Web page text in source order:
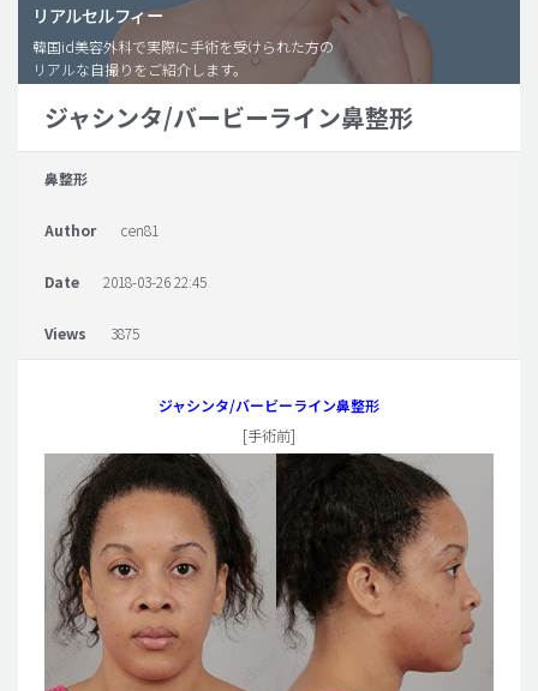
豊胸手術・バストアップ
プチ整形
脂肪吸引 (大容量)
メンズ整形
idニュース
病院紹介
料金一覧
リアルセルフィー
韓国id美容外科で実際に手術を受けられた方の
リアルな自撮りをご紹介します。
ジャシンタ/バービーライン鼻整形
鼻整形
Author cen81
Date 2018-03-26 22:45
Views 3875
ジャシンタ/バービーライン鼻整形
[手術前]